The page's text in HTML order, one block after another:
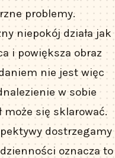
problemy.
niepokój działa jak
i powiększa obraz
nie jest więc
w sobie
może się sklarować.
dostrzegamy
oznacza to